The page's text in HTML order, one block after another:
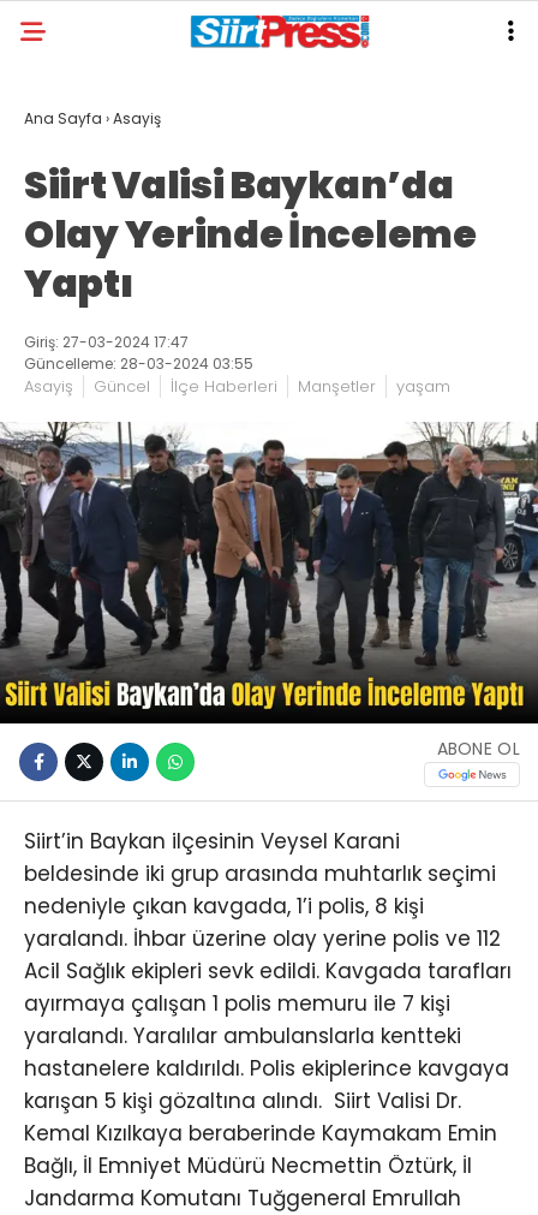
Ana Sayfa ›Asayiş
Siirt Valisi Baykan’da
Olay Yerinde İnceleme
Yaptı
Giriş: 27-03-2024 17:47
Güncelleme: 28-03-2024 03:55
Asayiş Güncel İlçe Haberleri Manşetler yaşam
ABONE OL
Siirt’in Baykan ilçesinin Veysel Karani
beldesinde iki grup arasında muhtarlık seçimi
nedeniyle çıkan kavgada, 1’i polis, 8 kişi
yaralandı. İhbar üzerine olay yerine polis ve 112
Acil Sağlık ekipleri sevk edildi. Kavgada tarafları
ayırmaya çalışan 1 polis memuru ile 7 kişi
yaralandı. Yaralılar ambulanslarla kentteki
hastanelere kaldırıldı. Polis ekiplerince kavgaya
karışan 5 kişi gözaltına alındı. Siirt Valisi Dr.
Kemal Kızılkaya beraberinde Kaymakam Emin
Bağlı, İl Emniyet Müdürü Necmettin Öztürk, İl
Jandarma Komutanı Tuğgeneral Emrullah